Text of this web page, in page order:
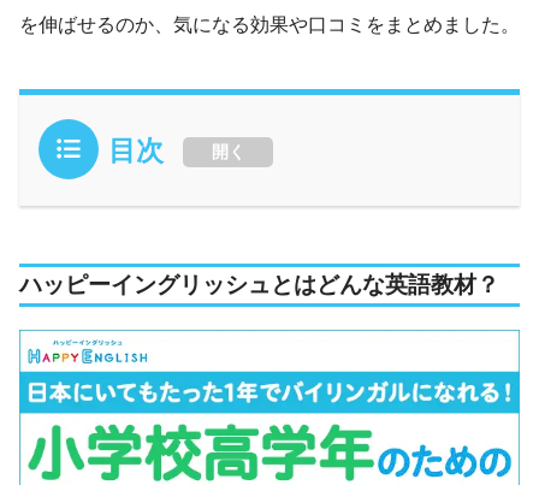
を伸ばせるのか、気になる効果や口コミをまとめました。
目次 開く
ハッピーイングリッシュとはどんな英語教材？